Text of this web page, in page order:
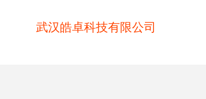
武汉皓卓科技有限公司